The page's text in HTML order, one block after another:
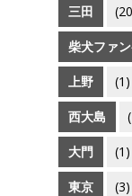
三田
柴犬ファ
上野 (1)
西大島
大門 (1)
東京 (3)